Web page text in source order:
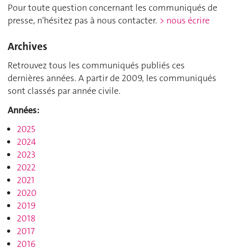
Pour toute question concernant les communiqués de
presse, n'hésitez pas à nous contacter. > nous écrire
Archives
Retrouvez tous les communiqués publiés ces
dernières années. A partir de 2009, les communiqués
sont classés par année civile.
Années:
2025
2024
2023
2022
2021
2020
2019
2018
2017
2016